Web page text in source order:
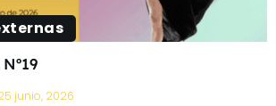
junio, 2026